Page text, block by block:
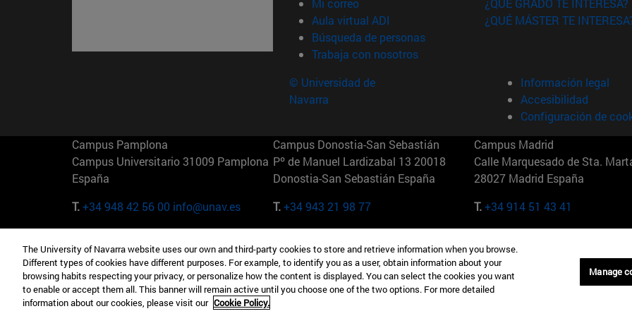
Mi correo
Aula virtual ADI (abre en nueva ventana)
Búsqueda de personas(abre en nueva ventana)
Trabaja con nosotros(abre en nueva ventana)
¿QUÉ GRADO TE INTERESA?
¿QUÉ MÁSTER TE
© Universidad de
Navarra
Información legal
Accesibilidad
Configuración de
Campus Pamplona
Campus Universitario 31009 Pamplona
España
T.+34 948 42 56 00 info@unav.es
Campus Donostia-San Sebastián
Pº de Manuel Lardizabal 13 20018
Donostia-San Sebastián España
T.+34 943 21 98 77
Campus Madrid
Calle Marquesado de Sta.
28027 Madrid España
T.+34 914 51 43 41
Camino del Cerro Águila 3 28023
Madrid España
T.+34 912 11 30 00
165 W 57th St 10019-2201 Nueva York
EE.UU
T.+1 646 346 8850
Maria-Theresia-Straße 15
Múnich Alemania
T.+49 89 24209790
The University of Navarra website uses our own and third-party cookies to store and retrieve information when you browse.
Different types of cookies have different purposes. For example, to identify you as a user, obtain information about your
browsing habits respecting your privacy, or personalize how the content is displayed. You can select the cookies you want
to enable or accept them all. This banner will remain active until you choose one of the two options. For more detailed
information about our cookies, please visit our Cookie Policy.
Manage